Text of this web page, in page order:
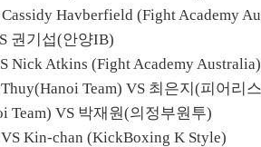
Havberfield (Fight Academy
권기섭(안양IB)
Nick Atkins (Fight Academy Australia)
Team) VS 최은지(피어리
Team) VS 박재원(의정부원투)
Kin-chan (KickBoxing K Style)